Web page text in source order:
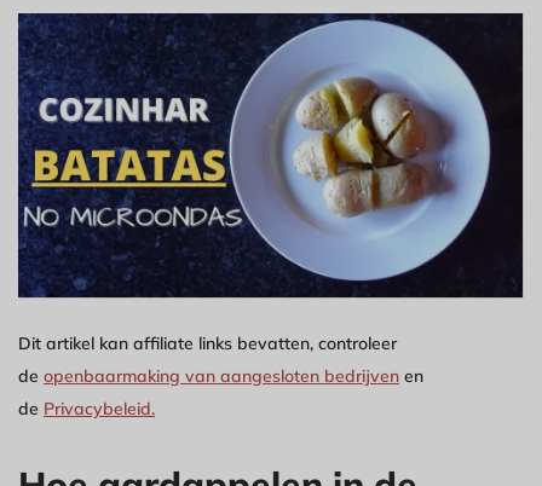
Dit artikel kan affiliate links bevatten, controleer
de openbaarmaking van aangesloten bedrijven en
de Privacybeleid.